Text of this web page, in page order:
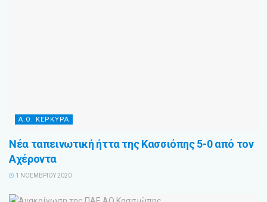
Α.Ο. ΚΕΡΚΥΡΑ
Νέα ταπεινωτική ήττα της Κασσιόπης 5-0 από τον
Αχέροντα
1 ΝΟΕΜΒΡΊΟΥ 2020